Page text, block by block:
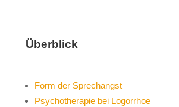
Überblick
Form der Sprechangst
Psychotherapie bei Logorrhoe